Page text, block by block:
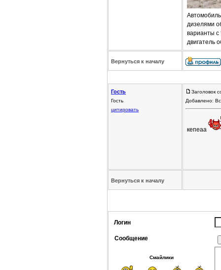
дизелями
варианты с
двигатель
Вернуться к началу
Гость
Гость
цитировать
Заголовок
Добавлено:
кепеаа
Вернуться к началу
Логин
Сообщение
Смайлики